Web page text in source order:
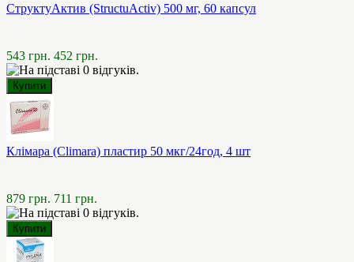
СтруктуАктив (StructuActiv) 500 мг, 60 капсул
543 грн. 452 грн.
Клімара (Climara) пластир 50 мкг/24год, 4 шт
879 грн. 711 грн.